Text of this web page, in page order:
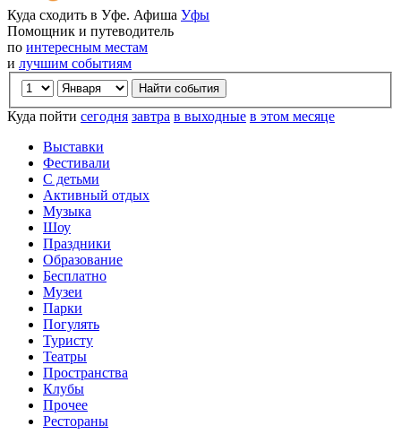
Куда сходить в Уфе. Афиша Уфы
Помощник и путеводитель
по интересным местам
и лучшим событиям
Куда пойти сегодня завтра в выходные в этом месяце
Выставки
Фестивали
С детьми
Активный отдых
Музыка
Шоу
Праздники
Образование
Бесплатно
Музеи
Парки
Погулять
Туристу
Театры
Пространства
Клубы
Прочее
Рестораны